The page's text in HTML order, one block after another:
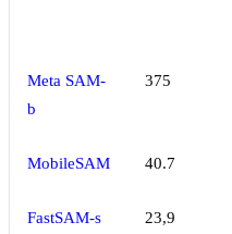
Meta SAM-
b
375
MobileSAM 40.7
FastSAM-s
23,9